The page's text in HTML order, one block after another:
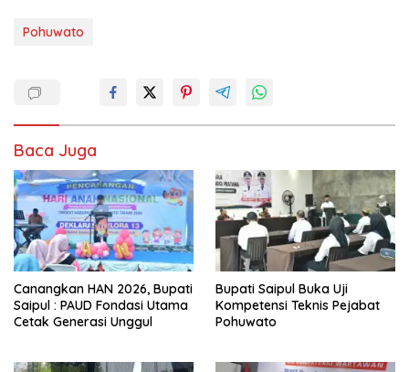
Desa Yipilo,
Apresiasi
Panitia
Pelaksana
Pohuwato
Baca Juga
Canangkan HAN 2026, Bupati
Saipul : PAUD Fondasi Utama
Cetak Generasi Unggul
Bupati Saipul Buka Uji
Kompetensi Teknis Pejabat
Pohuwato